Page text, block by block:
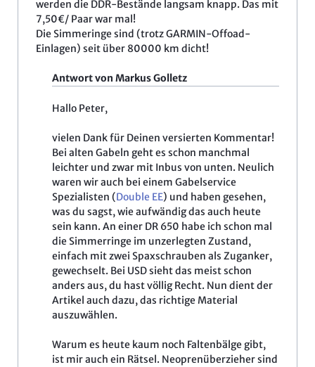
werden die DDR-Bestände langsam knapp. Das mit
7,50€/ Paar war mal!
Die Simmeringe sind (trotz GARMIN-Offoad-
Einlagen) seit über 80000 km dicht!
Antwort von Markus Golletz
Hallo Peter,
vielen Dank für Deinen versierten Kommentar!
Bei alten Gabeln geht es schon manchmal
leichter und zwar mit Inbus von unten. Neulich
waren wir auch bei einem Gabelservice
Spezialisten (Double EE) und haben gesehen,
was du sagst, wie aufwändig das auch heute
sein kann. An einer DR 650 habe ich schon mal
die Simmerringe im unzerlegten Zustand,
einfach mit zwei Spaxschrauben als Zuganker,
gewechselt. Bei USD sieht das meist schon
anders aus, du hast völlig Recht. Nun dient der
Artikel auch dazu, das richtige Material
auszuwählen.
Warum es heute kaum noch Faltenbälge gibt,
ist mir auch ein Rätsel. Neoprenüberzieher sind